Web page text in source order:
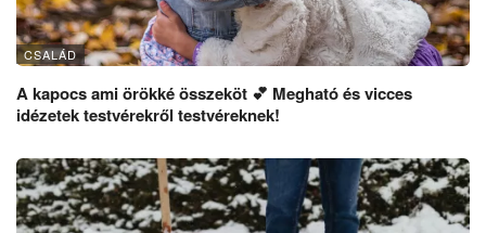
CSALÁD
A kapocs ami örökké összeköt 💕 Megható és vicces
idézetek testvérekről testvéreknek!